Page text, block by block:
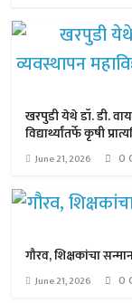
खरपुडी येथे डॉ. डी.
विद्यार्थ्यांतर्फे कृषी
June 21, 2026 0
गौरव, शिक्षकांचा
June 21, 2026 0